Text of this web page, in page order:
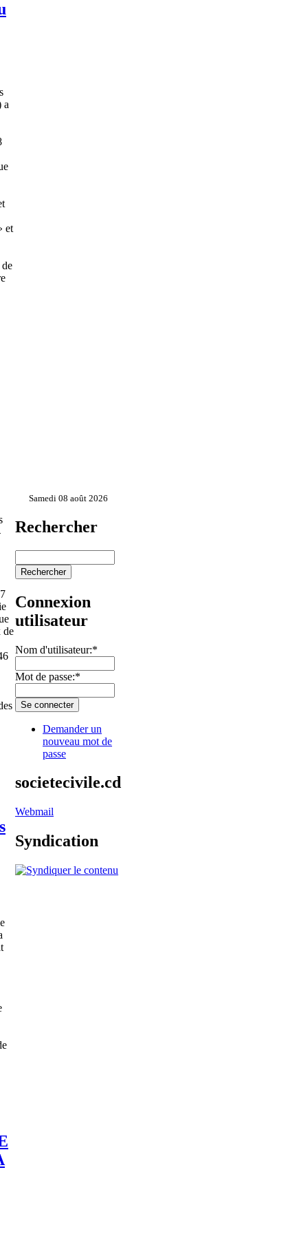
a
et
de
Samedi 08 août 2026
Rechercher
Connexion
utilisateur
Nom d'utilisateur:*
Mot de passe:*
Demander un
nouveau mot de
passe
societecivile.cd
Webmail
Syndication